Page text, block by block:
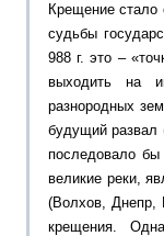
Крещение стало
судьбы
988 г. это –
выходить на
разнородных
будущий развал
последовало бы
великие реки,
(Волхов, Днепр,
крещения.